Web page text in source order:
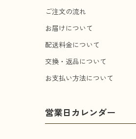
ご注文の流れ
お届けについて
配送料金について
交換・返品について
お支払い方法について